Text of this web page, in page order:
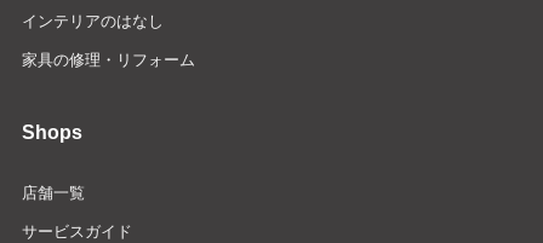
インテリアのはなし
家具の修理・リフォーム
Shops
店舗一覧
サービスガイド